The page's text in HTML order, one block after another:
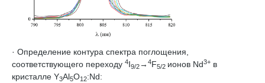
· Определение контура спектра поглощения,
соответствующего переходу 4I9/2→ 4F5/2 ионов Nd3+ в
кристалле Y3Al5O12:Nd: